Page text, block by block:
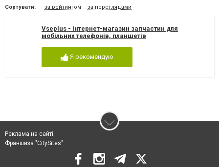
Сортувати: за рейтингом за переглядами
Vseplus - інтернет-магазин запчастин для
мобільних телефонів, планшетів
Я рекомендую
Реклама на сайті
Франшиза "CitySites"